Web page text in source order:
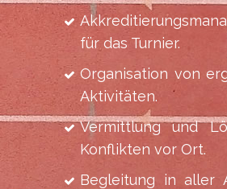
für das Turnier.
Organisation von
Aktivitäten.
Vermittlung und
Konflikten vor Ort.
Begleitung in aller